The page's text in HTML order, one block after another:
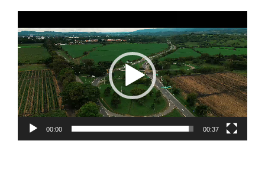
de
vídeo
00:00 00:37